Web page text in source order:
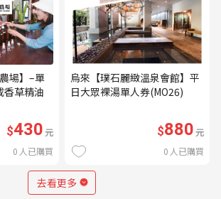
場】–單
香草精油
$430元
0 人已購買
烏來【璞石麗緻溫泉會館】平
日大眾裸湯單人券(MO26)
$880元
0 人已購買
去看更多